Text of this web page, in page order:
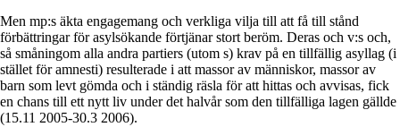
Men mp:s äkta engagemang och verkliga vilja till att få till stånd
förbättringar för asylsökande förtjänar stort beröm. Deras och v:s och,
så småningom alla andra partiers (utom s) krav på en tillfällig asyllag (i
stället för amnesti) resulterade i att massor av människor, massor av
barn som levt gömda och i ständig räsla för att hittas och avvisas, fick
en chans till ett nytt liv under det halvår som den tillfälliga lagen gällde
(15.11 2005-30.3 2006).